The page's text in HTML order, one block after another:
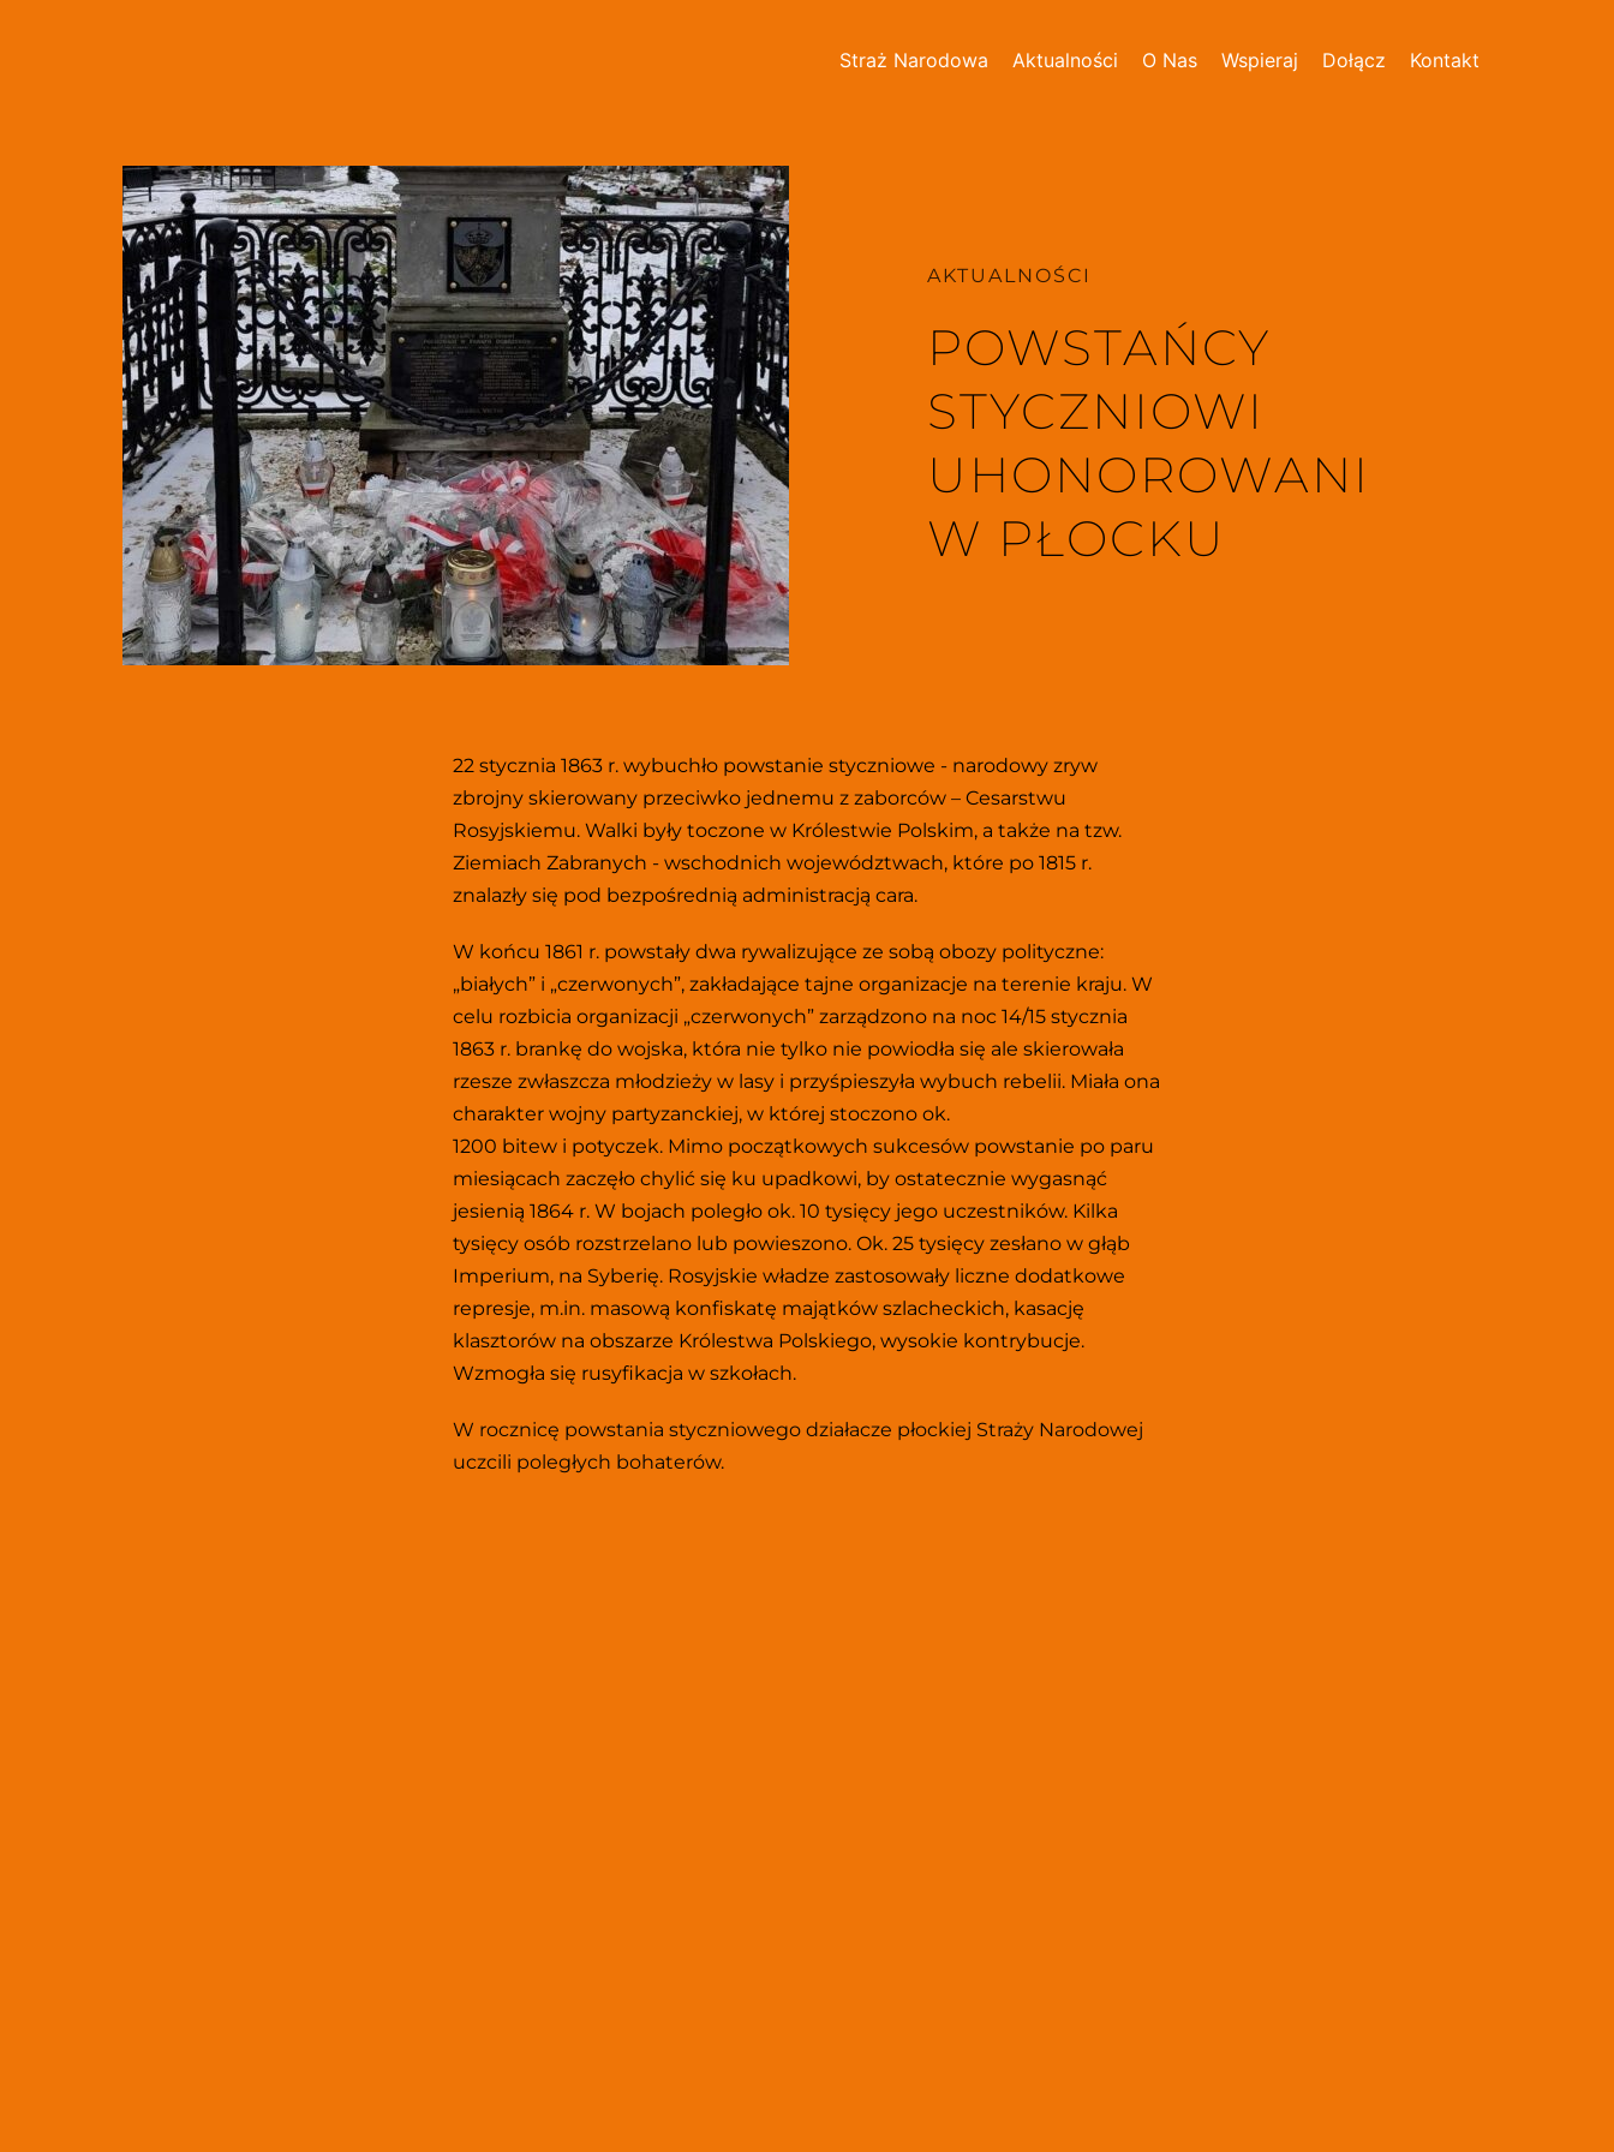
Straż Narodowa Aktualności O Nas Wspieraj Dołącz Kontakt
AKTUALNOŚCI
POWSTAŃCY
STYCZNIOWI
UHONOROWANI
W PŁOCKU
22 stycznia 1863 r. wybuchło powstanie styczniowe - narodowy zryw
zbrojny skierowany przeciwko jednemu z zaborców – Cesarstwu
Rosyjskiemu. Walki były toczone w Królestwie Polskim, a także na tzw.
Ziemiach Zabranych - wschodnich województwach, które po 1815 r.
znalazły się pod bezpośrednią administracją cara.
W końcu 1861 r. powstały dwa rywalizujące ze sobą obozy polityczne:
„białych” i „czerwonych”, zakładające tajne organizacje na terenie kraju. W
celu rozbicia organizacji „czerwonych” zarządzono na noc 14/15 stycznia
1863 r. brankę do wojska, która nie tylko nie powiodła się ale skierowała
rzesze zwłaszcza młodzieży w lasy i przyśpieszyła wybuch rebelii. Miała ona
charakter wojny partyzanckiej, w której stoczono ok.
1200 bitew i potyczek. Mimo początkowych sukcesów powstanie po paru
miesiącach zaczęło chylić się ku upadkowi, by ostatecznie wygasnąć
jesienią 1864 r. W bojach poległo ok. 10 tysięcy jego uczestników. Kilka
tysięcy osób rozstrzelano lub powieszono. Ok. 25 tysięcy zesłano w głąb
Imperium, na Syberię. Rosyjskie władze zastosowały liczne dodatkowe
represje, m.in. masową konfiskatę majątków szlacheckich, kasację
klasztorów na obszarze Królestwa Polskiego, wysokie kontrybucje.
Wzmogła się rusyfikacja w szkołach.
W rocznicę powstania styczniowego działacze płockiej Straży Narodowej
uczcili poległych bohaterów.